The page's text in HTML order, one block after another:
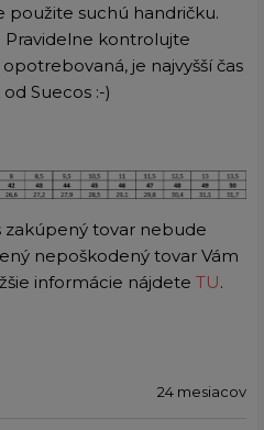
použite suchú handričku.
Pravidelne kontrolujte
je najvyšší čas
Suecos :-)
zakúpený tovar nebude
nepoškodený tovar Vám
informácie nájdete TU.
24 mesiacov